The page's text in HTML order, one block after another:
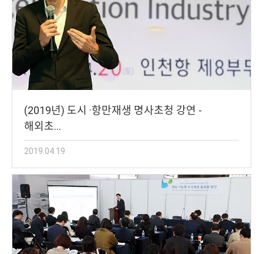
(2019년) 도시 ·항만재생 명사초청 강연 -
해외초…
2019.04.19